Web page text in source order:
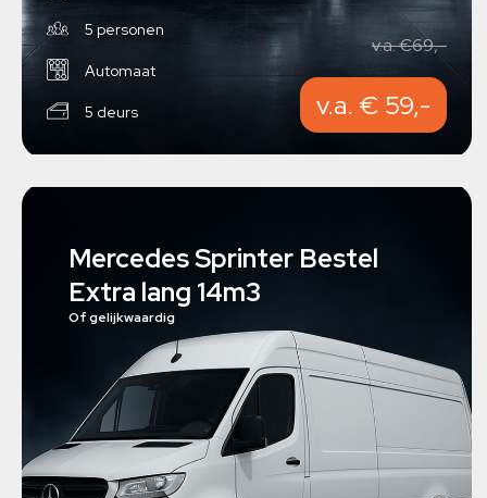
5 personen
Automaat
5 deurs
v.a. €69,-
v.a. € 59,-
Mercedes Sprinter Bestel
Extra lang 14m3
Of gelijkwaardig